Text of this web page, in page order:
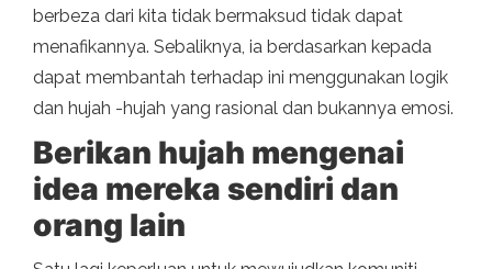
berbeza dari kita tidak bermaksud tidak dapat
menafikannya. Sebaliknya, ia berdasarkan kepada
dapat membantah terhadap ini menggunakan logik
dan hujah -hujah yang rasional dan bukannya emosi.
Berikan hujah mengenai
idea mereka sendiri dan
orang lain